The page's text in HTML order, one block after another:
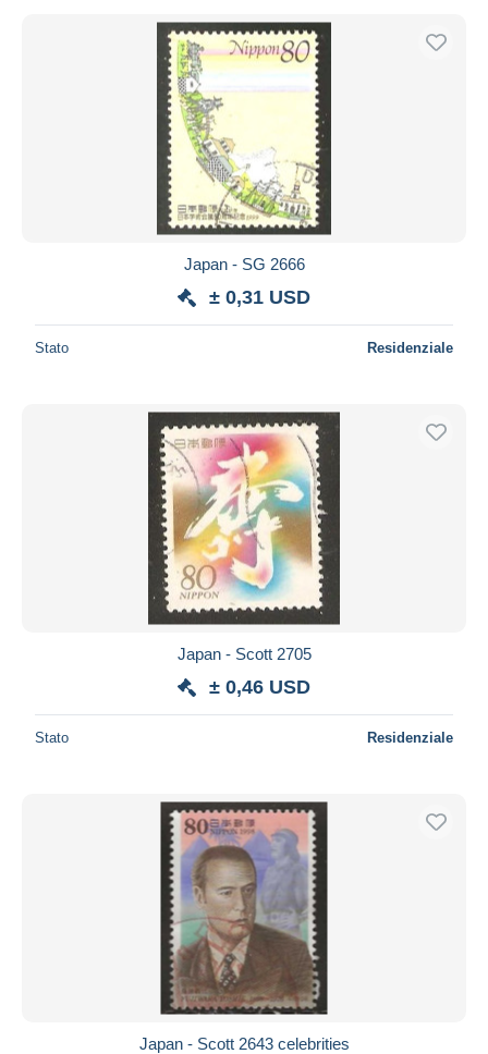
Japan - SG 2666
± 0,31 USD
Stato Residenziale
Japan - Scott 2705
± 0,46 USD
Stato Residenziale
Japan - Scott 2643 celebrities